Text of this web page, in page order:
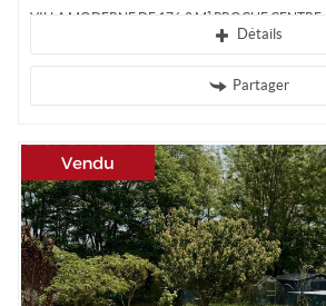
VILLA MODERNE DE 176.2 M² PROCHE CENTRE...
Détails
Partager